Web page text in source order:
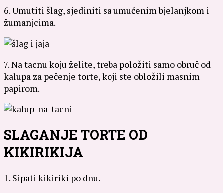
6. Umutiti šlag, sjediniti sa umućenim bjelanjkom i
žumanjcima.
7. Na tacnu koju želite, treba položiti samo obruč od
kalupa za pečenje torte, koji ste obložili masnim
papirom.
SLAGANJE TORTE OD
KIKIRIKIJA
1. Sipati kikiriki po dnu.